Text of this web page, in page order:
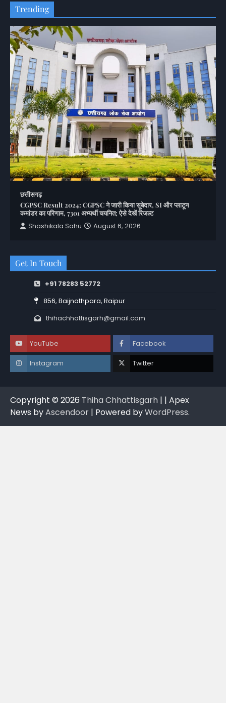
Trending
छत्तीसगढ़
CGPSC Result 2024: CGPSC ने जारी किया सूबेदार, SI और प्लाटून
कमांडर का परिणाम, 7301 अभ्यर्थी चयनित; ऐसे देखें रिजल्ट
Shashikala Sahu
August 6, 2026
Get In Touch
+91 78283 52772
856, Baijnathpara, Raipur
thihachhattisgarh@gmail.com
YouTube Facebook
Instagram Twitter
Copyright © 2026 Thiha Chhattisgarh | | Apex
News byAscendoor | Powered byWordPress.